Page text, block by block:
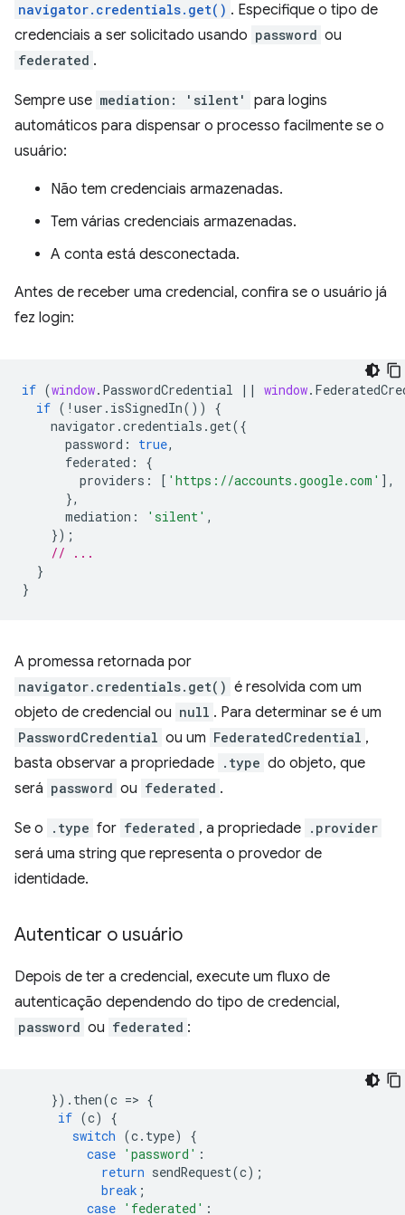
navigator.credentials.get() . Especifique o tipo de
credenciais a ser solicitado usando password ou
federated .
Sempre use mediation: 'silent'
para logins
automáticos para dispensar o processo facilmente se o
usuário:
Não tem credenciais armazenadas.
Tem várias credenciais armazenadas.
A conta está desconectada.
Antes de receber uma credencial, confira se o usuário já
fez login:
if (window. PasswordCredential || window.
if ( ! user . isSignedIn())
{
navigator .credentials .get({
password : true,
federated :
{
providers : [ 'https://accounts.google.com' ],
},
mediation : 'silent' ,
});
// ...
}
}
A promessa retornada por
navigator.credentials.get() é resolvida com um
objeto de credencial ou null . Para determinar se é um
PasswordCredential ou um FederatedCredential ,
basta observar a propriedade .type do objeto, que
será password ou federated .
Se o .type for federated , a propriedade .provider
será uma string que representa o provedor de
identidade.
Autenticar o usuário
Depois de ter a credencial, execute um fluxo de
autenticação dependendo do tipo de credencial,
password ou federated :
}). then(c => {
if (c)
{
switch (c. type)
{
case 'password' :
return sendRequest(c);
break ;
case 'federated' :